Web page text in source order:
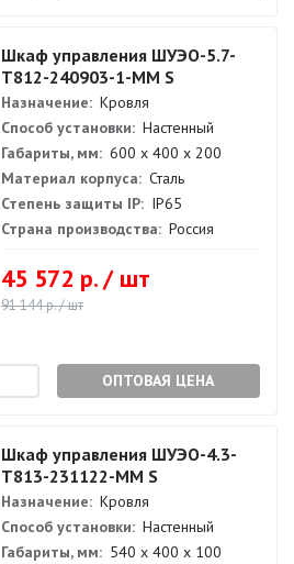
Шкаф управления ШУЭО-5.7-
Т812-240903-1-ММ S
Назначение: Кровля
Способ установки: Настенный
Габариты, мм: 600 х 400 х 200
Материал корпуса: Сталь
Степень защиты IP: IP65
Страна производства: Россия
45 572 р. / шт
91 144 р. / шт
ОПТОВАЯ ЦЕНА
Шкаф управления ШУЭО-4.3-
Т813-231122-ММ S
Назначение: Кровля
Способ установки: Настенный
Габариты, мм: 540 х 400 х 100